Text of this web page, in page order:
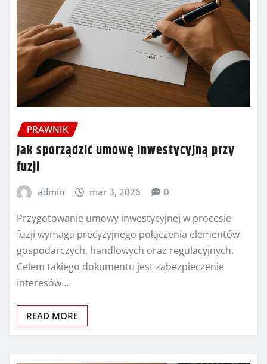
PRAWNIK
Jak sporządzić umowę inwestycyjną przy
fuzji
admin mar 3, 2026 0
Przygotowanie umowy inwestycyjnej w procesie
fuzji wymaga precyzyjnego połączenia elementów
gospodarczych, handlowych oraz regulacyjnych.
Celem takiego dokumentu jest zabezpieczenie
interesów…
READ MORE